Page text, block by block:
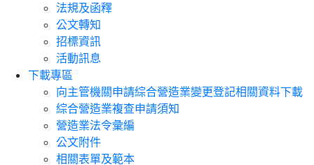
法規及函釋
公文轉知
招標資訊
活動訊息
下載專區
向主管機關申請綜合營造業變更登記相關資料下載
綜合營造業複查申請須知
營造業法令彙編
公文附件
相關表單及範本